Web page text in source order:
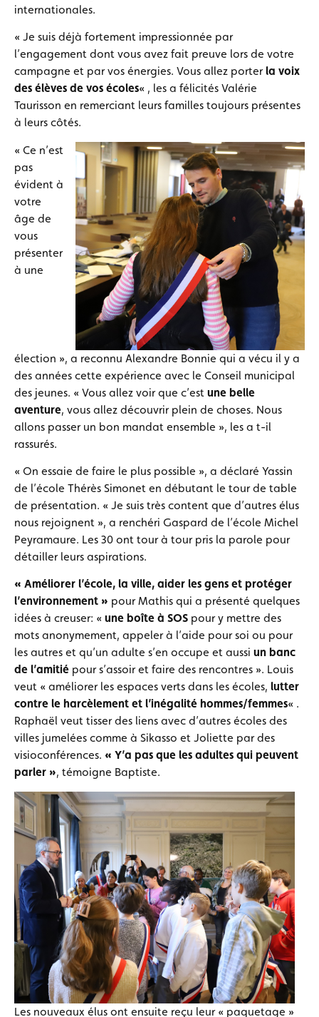
internationales.
« Je suis déjà fortement impressionnée par
l’engagement dont vous avez fait preuve lors de votre
campagne et par vos énergies. Vous allez porterla voix
des élèves de vos écoles« , les a félicités Valérie
Taurisson en remerciant leurs familles toujours présentes
à leurs côtés.
« Ce n’est
pas
évident à
votre
âge de
vous
présenter
à une
élection », a reconnu Alexandre Bonnie qui a vécu il y a
des années cette expérience avec le Conseil municipal
des jeunes. « Vous allez voir que c’est une belle
aventure, vous allez découvrir plein de choses. Nous
allons passer un bon mandat ensemble », les a t-il
rassurés.
« On essaie de faire le plus possible », a déclaré Yassin
de l’école Thérès Simonet en débutant le tour de table
de présentation. « Je suis très content que d’autres élus
nous rejoignent », a renchéri Gaspard de l’école Michel
Peyramaure. Les 30 ont tour à tour pris la parole pour
détailler leurs aspirations.
« Améliorer l’école, la ville, aider les gens et protéger
l’environnement » pour Mathis qui a présenté quelques
idées à creuser: « une boîte à SOS pour y mettre des
mots anonymement, appeler à l’aide pour soi ou pour
les autres et qu’un adulte s’en occupe et aussi un banc
de l’amitié pour s’assoir et faire des rencontres ». Louis
veut « améliorer les espaces verts dans les écoles, lutter
contre le harcèlement et l’inégalité hommes/femmes« .
Raphaël veut tisser des liens avec d’autres écoles des
villes jumelées comme à Sikasso et Joliette par des
visioconférences. « Y’a pas que les adultes qui peuvent
parler », témoigne Baptiste.
Les nouveaux élus ont ensuite reçu leur « paquetage »